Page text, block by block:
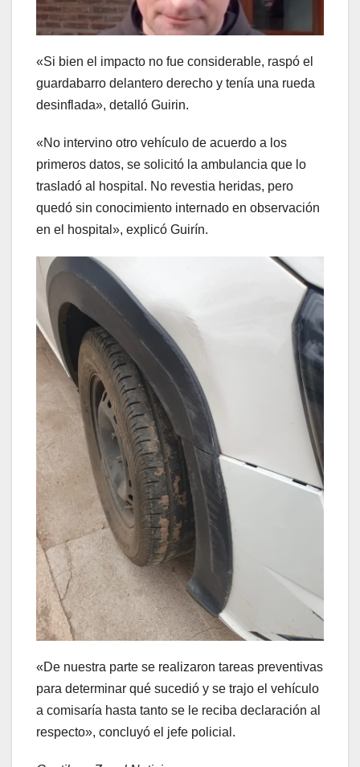
«Si bien el impacto no fue considerable, raspó el
guardabarro delantero derecho y tenía una rueda
desinflada», detalló Guirin.
«No intervino otro vehículo de acuerdo a los
primeros datos, se solicitó la ambulancia que lo
trasladó al hospital. No revestia heridas, pero
quedó sin conocimiento internado en observación
en el hospital», explicó Guirín.
«De nuestra parte se realizaron tareas preventivas
para determinar qué sucedió y se trajo el vehículo
a comisaría hasta tanto se le reciba declaración al
respecto», concluyó el jefe policial.